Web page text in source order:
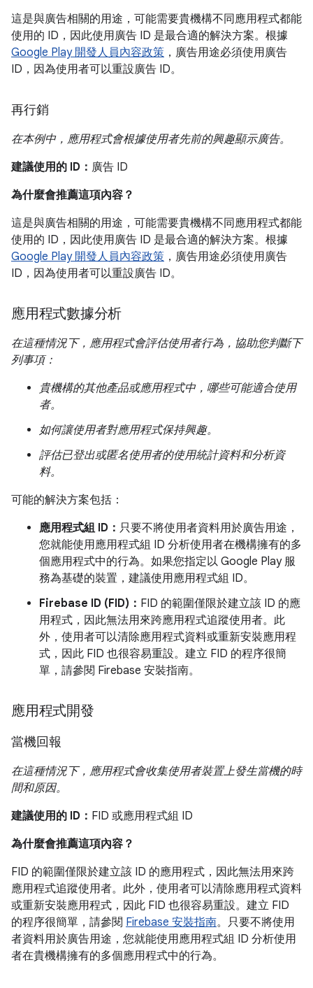
這是與廣告相關的用途，可能需要貴機構不同應用程式都能
使用的 ID，因此使用廣告 ID 是最合適的解決方案。根據
Google Play 開發人員內容政策 ，廣告用途必須使用廣告
ID，因為使用者可以重設廣告 ID。
再行銷
在本例中，應用程式會根據使用者先前的興趣顯示廣告。
建議使用的 ID： 廣告 ID
為什麼會推薦這項內容？
這是與廣告相關的用途，可能需要貴機構不同應用程式都能
使用的 ID，因此使用廣告 ID 是最合適的解決方案。根據
Google Play 開發人員內容政策 ，廣告用途必須使用廣告
ID，因為使用者可以重設廣告 ID。
應用程式數據分析
在這種情況下，應用程式會評估使用者行為，協助您判斷下
列事項：
貴機構的其他產品或應用程式中，哪些可能適合使用
者。
如何讓使用者對應用程式保持興趣。
評估已登出或匿名使用者的使用統計資料和分析資
料。
可能的解決方案包括：
應用程式組 ID： 只要不將使用者資料用於廣告用途，
您就能使用應用程式組 ID 分析使用者在機構擁有的多
個應用程式中的行為。如果您指定以 Google Play 服
務為基礎的裝置，建議使用應用程式組 ID。
Firebase ID (FID)： FID 的範圍僅限於建立該 ID 的應
用程式，因此無法用來跨應用程式追蹤使用者。此
外，使用者可以清除應用程式資料或重新安裝應用程
式，因此 FID 也很容易重設。建立 FID 的程序很簡
單，請參閱 Firebase 安裝指南。
應用程式開發
當機回報
在這種情況下，應用程式會收集使用者裝置上發生當機的時
間和原因。
建議使用的 ID： FID 或應用程式組 ID
為什麼會推薦這項內容？
FID 的範圍僅限於建立該 ID 的應用程式，因此無法用來跨
應用程式追蹤使用者。此外，使用者可以清除應用程式資料
或重新安裝應用程式，因此 FID 也很容易重設。建立 FID
的程序很簡單，請參閱 Firebase 安裝指南。只要不將使用
者資料用於廣告用途，您就能使用應用程式組 ID 分析使用
者在貴機構擁有的多個應用程式中的行為。